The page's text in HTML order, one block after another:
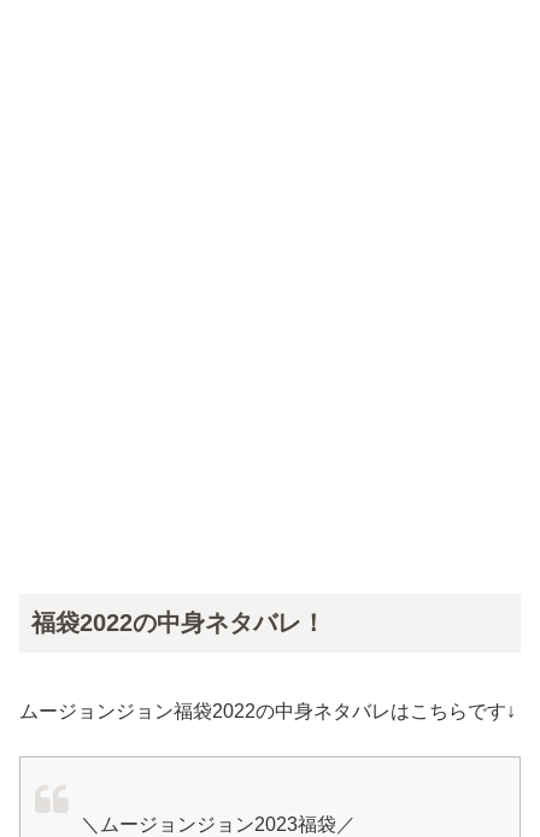
福袋2022の中身ネタバレ！
ムージョンジョン福袋2022の中身ネタバレはこちらです↓
＼ムージョンジョン2023福袋／